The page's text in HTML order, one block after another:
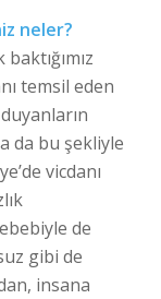
neler?
temsil eden
da bu şekliyle
vicdanı
de
gibi de
insana